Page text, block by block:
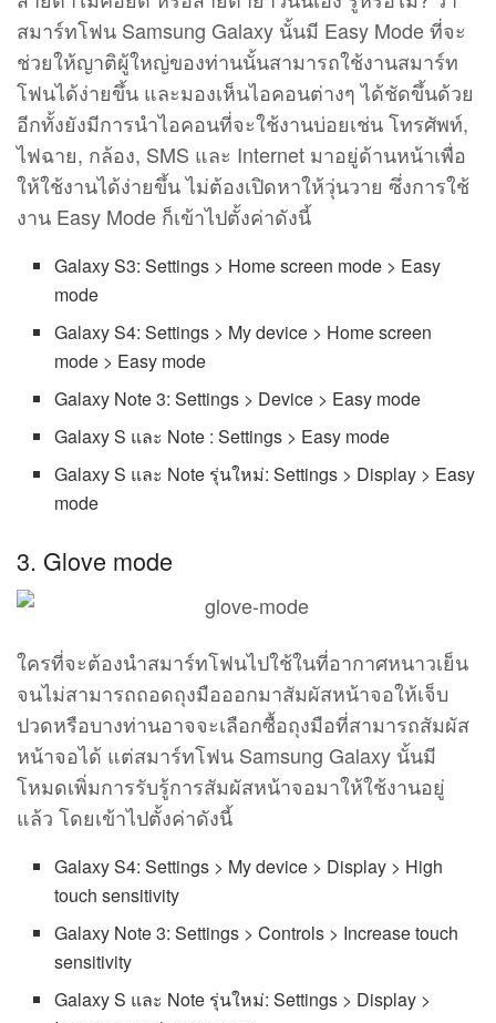
สมาร์ทโฟน Samsung Galaxy นั้นมี Easy Mode ที่จะ
ช่วยให้ญาติผู้ใหญ่ของท่านนั้นสามารถใช้งานสมาร์ท
โฟนได้ง่ายขึ้น และมองเห็นไอคอนต่างๆ ได้ชัดขึ้นด้วย
อีกทั้งยังมีการนำไอคอนที่จะใช้งานบ่อยเช่น โทรศัพท์,
ไฟฉาย, กล้อง, SMS และ Internet มาอยู่ด้านหน้าเพื่อ
ให้ใช้งานได้ง่ายขึ้น ไม่ต้องเปิดหาให้วุ่นวาย ซึ่งการใช้
งาน Easy Mode ก็เข้าไปตั้งค่าดังนี้
Galaxy S3: Settings > Home screen mode > Easy
mode
Galaxy S4: Settings > My device > Home screen
mode > Easy mode
Galaxy Note 3: Settings > Device > Easy mode
Galaxy S และ Note : Settings > Easy mode
Galaxy S และ Note รุ่นใหม่: Settings > Display > Easy
mode
3. Glove mode
ใครที่จะต้องนำสมาร์ทโฟนไปใช้ในที่อากาศหนาวเย็น
จนไม่สามารถถอดถุงมือออกมาสัมผัสหน้าจอให้เจ็บ
ปวดหรือบางท่านอาจจะเลือกซื้อถุงมือที่สามารถสัมผัส
หน้าจอได้ แต่สมาร์ทโฟน Samsung Galaxy นั้นมี
โหมดเพิ่มการรับรู้การสัมผัสหน้าจอมาให้ใช้งานอยู่
แล้ว โดยเข้าไปตั้งค่าดังนี้
Galaxy S4: Settings > My device > Display > High
touch sensitivity
Galaxy Note 3: Settings > Controls > Increase touch
sensitivity
Galaxy S และ Note รุ่นใหม่: Settings > Display >